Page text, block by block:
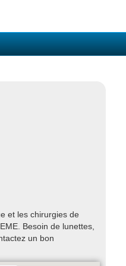
et les chirurgies de
Besoin de lunettes,
un bon